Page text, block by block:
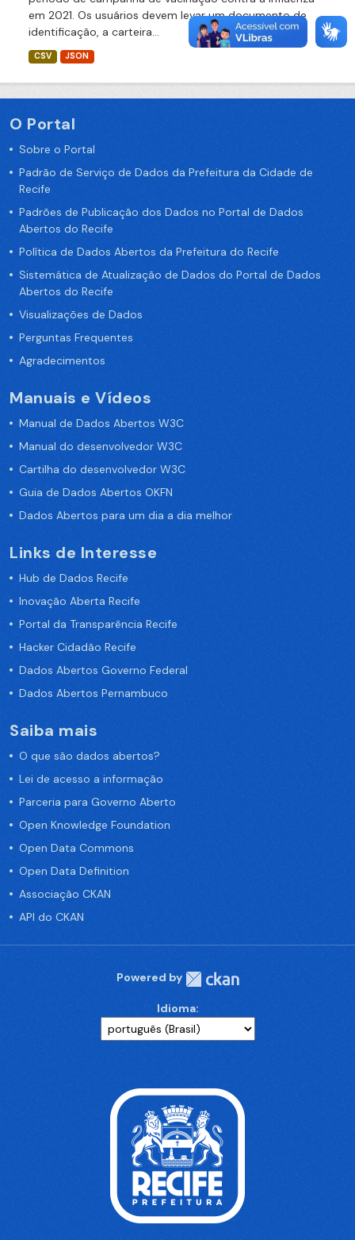
em 2021. Os usuários devem levar um documento de
identificação, a carteira...
CSV JSON
O Portal
Sobre o Portal
Padrão de Serviço de Dados da Prefeitura da Cidade de
Recife
Padrões de Publicação dos Dados no Portal de Dados
Abertos do Recife
Política de Dados Abertos da Prefeitura do Recife
Sistemática de Atualização de Dados do Portal de Dados
Abertos do Recife
Visualizações de Dados
Perguntas Frequentes
Agradecimentos
Manuais e Vídeos
Manual de Dados Abertos W3C
Manual do desenvolvedor W3C
Cartilha do desenvolvedor W3C
Guia de Dados Abertos OKFN
Dados Abertos para um dia a dia melhor
Links de Interesse
Hub de Dados Recife
Inovação Aberta Recife
Portal da Transparência Recife
Hacker Cidadão Recife
Dados Abertos Governo Federal
Dados Abertos Pernambuco
Saiba mais
O que são dados abertos?
Lei de acesso a informação
Parceria para Governo Aberto
Open Knowledge Foundation
Open Data Commons
Open Data Definition
Associação CKAN
API do CKAN
Powered by
Idioma